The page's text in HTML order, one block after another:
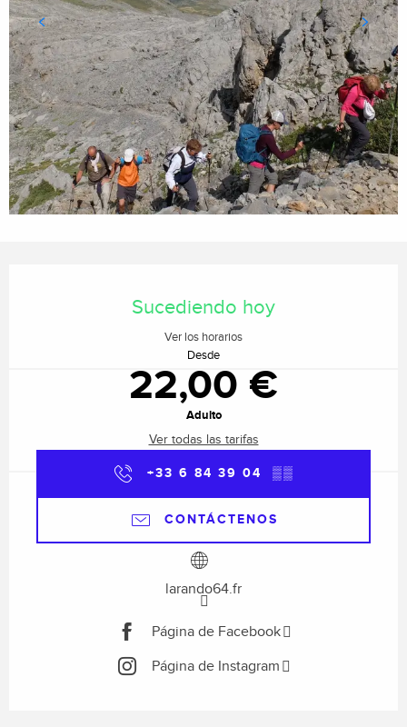
Sucediendo hoy
Ver los horarios
Desde
22,00 €
Adulto
Ver todas las tarifas
+33 6 84 39 04 ▒▒
CONTÁCTENOS
larando64.fr
Página de Facebook
Página de Instagram